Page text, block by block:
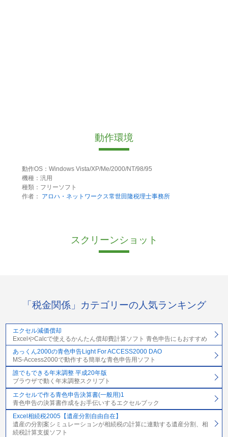
動作環境
動作OS：Windows Vista/XP/Me/2000/NT/98/95
機種：汎用
種類：フリーソフト
作者：
アロハ・ネットワークス常世田隆税理士事務所
スクリーンショット
「税金関係」カテゴリーの人気ランキング
エクセル減価償却
ExcelやCalcで使えるかんたん償却費計算ソフト 青色申告にもおすすめ
あっくん2000の青色申告Light For ACCESS2000 DAO
MS-Access2000で動作する簡単な青色申告用ソフト
誰でもできる年末調整 平成20年版
ブラウザで動く年末調整スクリプト
エクセルで作る青色申告決算書(一般用)1
青色申告の決算書作成をお手伝いするエクセルブック
Excel相続税2005【遺産分割自由自在】
遺産の分割案シミュレーションが相続税の計算に連動する遺産分割、相
続税計算支援ソフト